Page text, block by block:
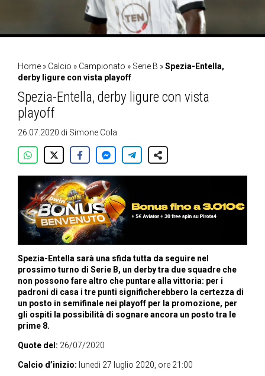
Home » Calcio » Campionato » Serie B »Spezia-Entella,
derby ligure con vista playoff
Spezia-Entella, derby ligure con vista
playoff
26.07.2020 di Simone Cola
Spezia-Entella sarà una sfida tutta da seguire nel
prossimo turno di Serie B, un derby tra due squadre che
non possono fare altro che puntare alla vittoria: per i
padroni di casa i tre punti significherebbero la certezza di
un posto in semifinale nei playoff per la promozione, per
gli ospiti la possibilità di sognare ancora un posto tra le
prime 8.
Quote del: 26/07/2020
Calcio d’inizio: lunedì 27 luglio 2020, ore 21:00